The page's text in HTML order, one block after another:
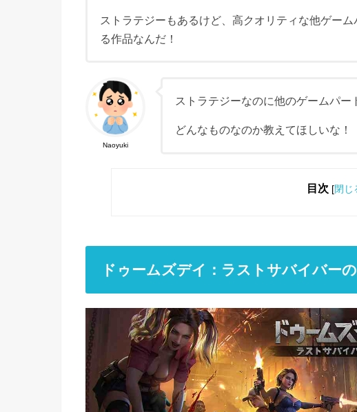
ストラテジーもあるけど、高クオリティな他ゲー
る作品なんだ！
Naoyuki
ストラテジーなのに他のゲームパー
どんなものなのか教えてほしいな！
目次 [閉じ
ドゥームズデイ：ラストサバイバー